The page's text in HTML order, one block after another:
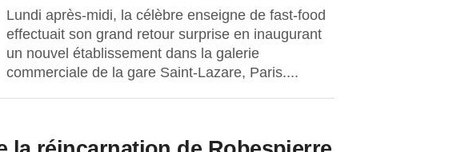
Lundi après-midi, la célèbre enseigne de fast-food
effectuait son grand retour surprise en inaugurant
un nouvel établissement dans la galerie
commerciale de la gare Saint-Lazare, Paris....